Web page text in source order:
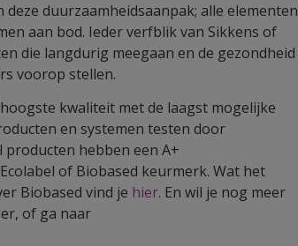
duurzaamheidsaanpak; alle elementen
aan bod. Ieder verfblik van Sikkens of
die langdurig meegaan en de gezondheid
voorop stellen.
kwaliteit met de laagst mogelijke
en systemen testen door
hebben een A+
of Biobased keurmerk. Wat het
Biobased vind je hier. En wil je nog meer
of ga naar